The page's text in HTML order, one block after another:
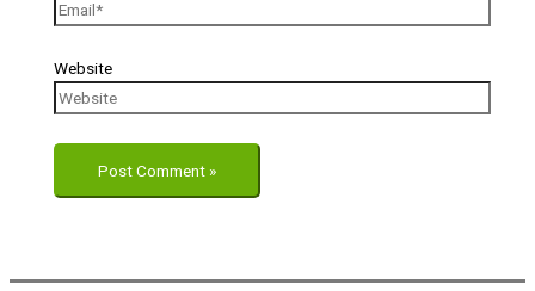
Website